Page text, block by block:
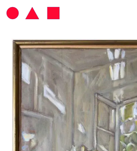
HANS
CATALOGUE DES